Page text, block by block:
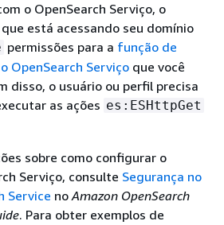
o OpenSearch Serviço, o
está acessando seu domínio
permissões para a função de
OpenSearch Serviço que você
disso, o usuário ou perfil precisa
as ações es:ESHttpGet
sobre como configurar o
Serviço, consulte Segurança no
Service noAmazon OpenSearch
. Para obter exemplos de